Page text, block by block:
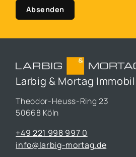
Absenden
Larbig & Mortag
Theodor-Heuss-Ring 23
50668 Köln
+49 221 998 997 0
info@larbig-mortag.de